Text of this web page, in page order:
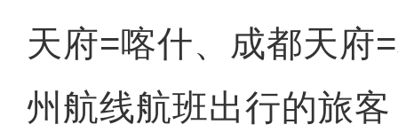
天府=喀什、成都天府
州航线航班出行的旅